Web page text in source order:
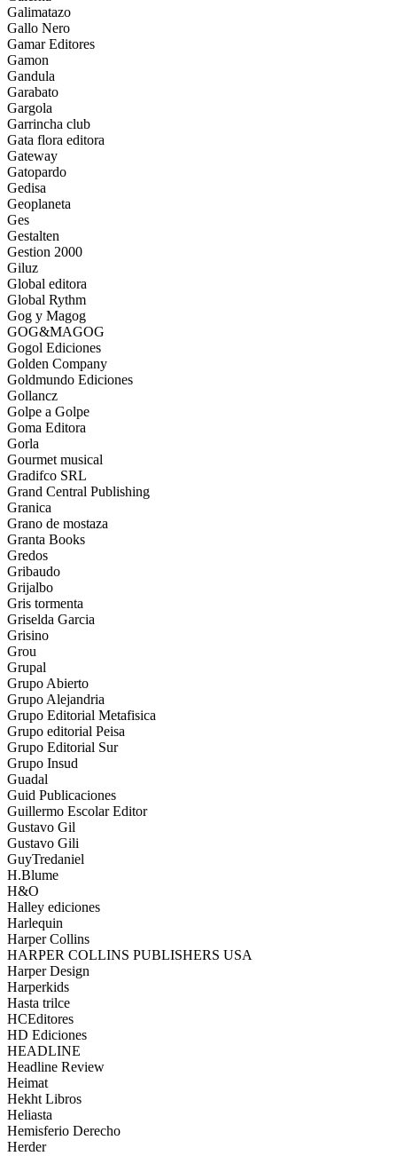
Galimatazo
Gallo Nero
Gamar Editores
Gamon
Gandula
Garabato
Gargola
Garrincha club
Gata flora editora
Gateway
Gatopardo
Gedisa
Geoplaneta
Ges
Gestalten
Gestion 2000
Giluz
Global editora
Global Rythm
Gog y Magog
GOG&MAGOG
Gogol Ediciones
Golden Company
Goldmundo Ediciones
Gollancz
Golpe a Golpe
Goma Editora
Gorla
Gourmet musical
Gradifco SRL
Grand Central Publishing
Granica
Grano de mostaza
Granta Books
Gredos
Gribaudo
Grijalbo
Gris tormenta
Griselda Garcia
Grisino
Grou
Grupal
Grupo Abierto
Grupo Alejandria
Grupo Editorial Metafisica
Grupo editorial Peisa
Grupo Editorial Sur
Grupo Insud
Guadal
Guid Publicaciones
Guillermo Escolar Editor
Gustavo Gil
Gustavo Gili
GuyTredaniel
H.Blume
H&O
Halley ediciones
Harlequin
Harper Collins
HARPER COLLINS PUBLISHERS USA
Harper Design
Harperkids
Hasta trilce
HCEditores
HD Ediciones
HEADLINE
Headline Review
Heimat
Hekht Libros
Heliasta
Hemisferio Derecho
Herder